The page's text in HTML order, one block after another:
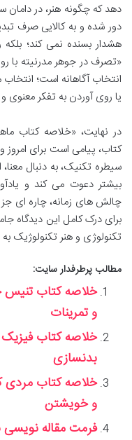
دهد که چگونه هنر، در
دور شده و به کالایی صرف
هشدار بسنده نمی کند؛
«تصرف در جوهر مدرنیته با
انتخاب آگاهانه است؛
یا روی آوردن به تفکر معنوی
در نهایت، «خلاصه کتاب
کتاب، پیامی است برای
سیطره تکنیک، به دنبال
بیشتر دعوت می کند و
چالش های زمانه، چاره ای
برای درک کامل این دیدگاه
تکنولوژی و هنر
مطالب پرطرفدار سایت:
خلاصه کتاب تنیس
و تمرینات
خلاصه کتاب
بدنسازی
خلاصه کتاب مردی
و خویشتن
فرمت مقاله نویسی